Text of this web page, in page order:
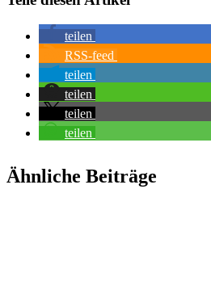
teilen
RSS-feed
teilen
teilen
teilen
teilen
Ähnliche Beiträge